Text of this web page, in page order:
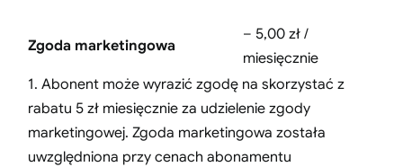
Zgoda marketingowa
– 5,00 zł /
miesięcznie
1. Abonent może wyrazić zgodę na skorzystać z
rabatu 5 zł miesięcznie za udzielenie zgody
marketingowej. Zgoda marketingowa została
uwzględniona przy cenach abonamentu